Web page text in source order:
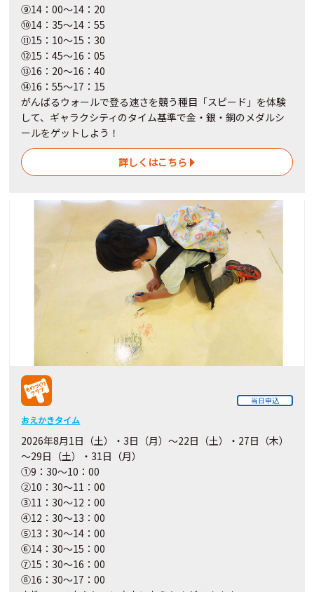
⑨14：00～14：20
⑩14：35～14：55
⑪15：10～15：30
⑫15：45～16：05
⑬16：20～16：40
⑭16：55～17：15
がんばるウォールで登る速さを競う種目「スピード」を体験
して、ギャラクシティのタイム基準で金・銀・銅のメダルシ
ールをゲットしよう！
詳しくはこちら
当日申込
おえかきタイム
2026年8月1日（土）・3日（月）～22日（土）・27日（木）
～29日（土）・31日（月）
①9：30～10：00
②10：30～11：00
③11：30～12：00
④12：30～13：00
⑤13：30～14：00
⑥14：30～15：00
⑦15：30～16：00
⑧16：30～17：00